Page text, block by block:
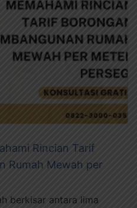
Rincian Tarif
Rumah Mewah per
berkisar antara lima